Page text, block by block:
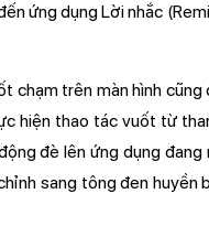
ứng dụng Lời nhắc
chạm trên màn hình
hiện thao tác vuốt từ
đè lên ứng dụng
sang tông đen